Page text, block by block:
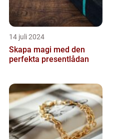
14 juli 2024
Skapa magi med den
perfekta presentlådan